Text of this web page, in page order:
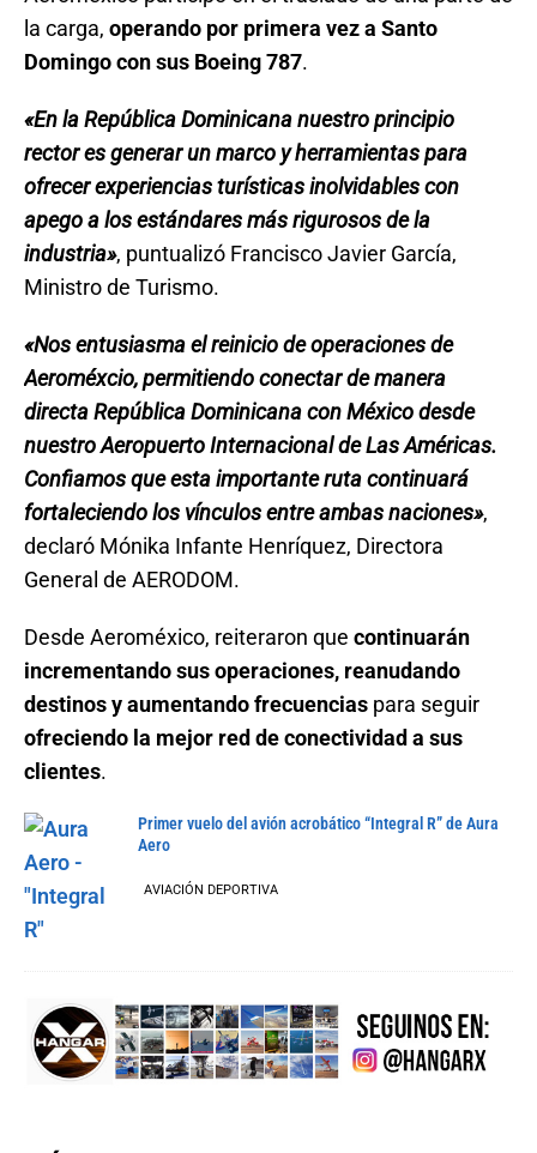
la carga, operando por primera vez a Santo
Domingo con sus Boeing 787.
«En la República Dominicana nuestro principio
rector es generar un marco y herramientas para
ofrecer experiencias turísticas inolvidables con
apego a los estándares más rigurosos de la
industria», puntualizó Francisco Javier García,
Ministro de Turismo.
«Nos entusiasma el reinicio de operaciones de
Aeroméxcio, permitiendo conectar de manera
directa República Dominicana con México desde
nuestro Aeropuerto Internacional de Las Américas.
Confiamos que esta importante ruta continuará
fortaleciendo los vínculos entre ambas naciones»,
declaró Mónika Infante Henríquez, Directora
General de AERODOM.
Desde Aeroméxico, reiteraron que continuarán
incrementando sus operaciones, reanudando
destinos y aumentando frecuencias para seguir
ofreciendo la mejor red de conectividad a sus
clientes.
Primer vuelo del avión acrobático “Integral R” de Aura
Aero
AVIACIÓN DEPORTIVA